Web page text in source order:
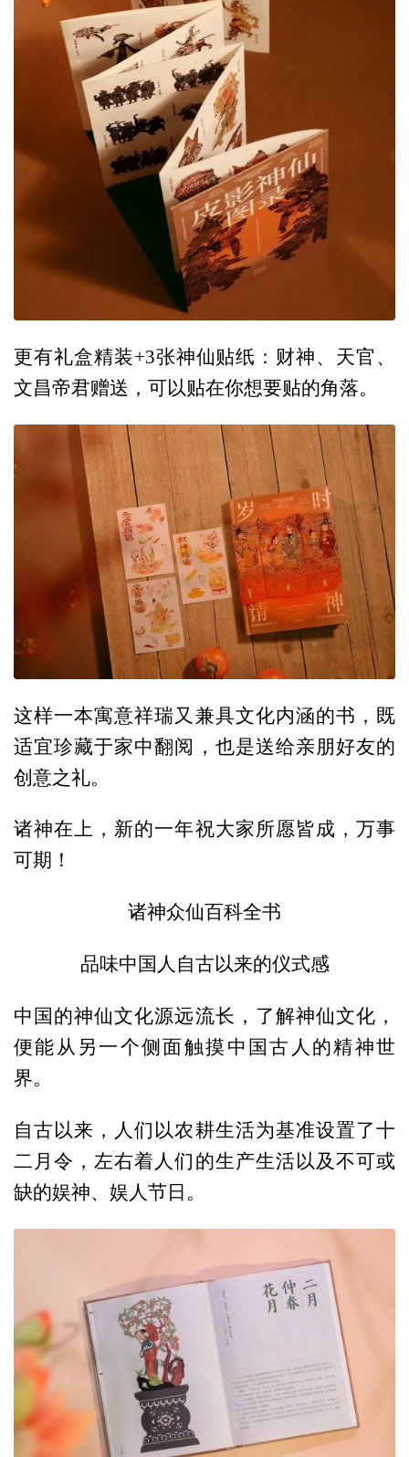
更有礼盒精装+3张神仙贴纸：财神、天官、
文昌帝君赠送，可以贴在你想要贴的角落。
这样一本寓意祥瑞又兼具文化内涵的书，既
适宜珍藏于家中翻阅，也是送给亲朋好友的
创意之礼。
诸神在上，新的一年祝大家所愿皆成，万事
可期！
诸神众仙百科全书
品味中国人自古以来的仪式感
中国的神仙文化源远流长，了解神仙文化，
便能从另一个侧面触摸中国古人的精神世
界。
自古以来，人们以农耕生活为基准设置了十
二月令，左右着人们的生产生活以及不可或
缺的娱神、娱人节日。